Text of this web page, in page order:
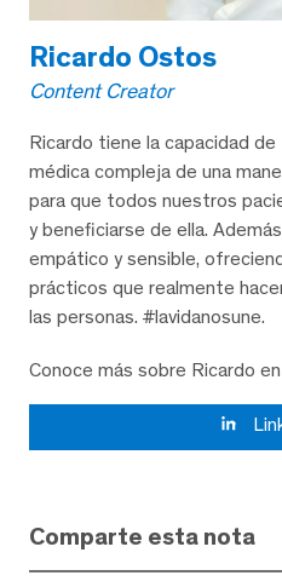
Ricardo Ostos
Content Creator
Ricardo tiene la capacidad
médica compleja de una
para que todos nuestros
y beneficiarse de ella.
empático y sensible,
prácticos que realmente
las personas. #lavidanosune.
Conoce más sobre Ricardo en
Comparte esta nota